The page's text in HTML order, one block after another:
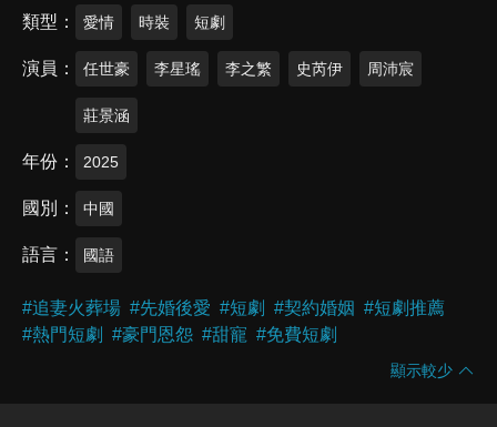
類型 愛情 時裝 短劇
演員 任世豪 李星瑤 李之繁 史芮伊 周沛宸
莊景涵
年份 2025
國別 中國
語言 國語
#追妻火葬場 #先婚後愛 #短劇 #契約婚姻 #短劇推薦
#熱門短劇 #豪門恩怨 #甜寵 #免費短劇
顯示較少